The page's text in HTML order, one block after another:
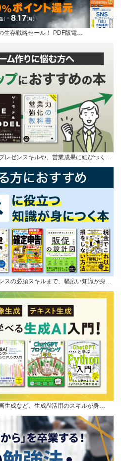
生存戦略セール！ PDF版電…
レゼンスキルや、営業成果に結びつく…
スの必須スキルまで、幅広い知識が身…
生成など、生成AI活用のスキルが身…